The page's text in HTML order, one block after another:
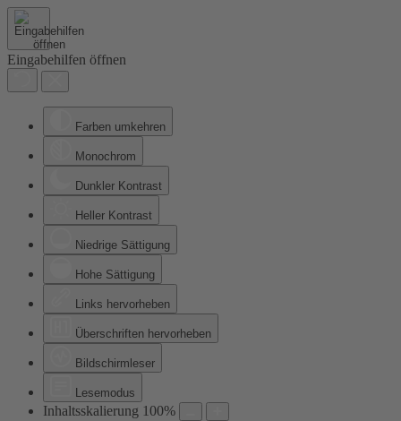
Eingabehilfen öffnen
Farben umkehren
Monochrom
Dunkler Kontrast
Heller Kontrast
Niedrige Sättigung
Hohe Sättigung
Links hervorheben
Überschriften hervorheben
Bildschirmleser
Lesemodus
Inhaltsskalierung 100%